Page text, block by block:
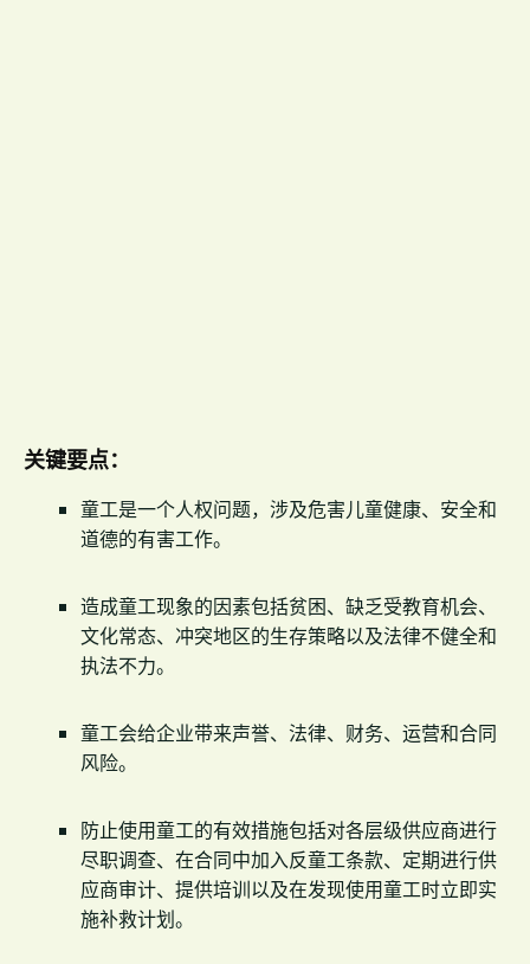
关键要点：
童工是一个人权问题，涉及危害儿童健康、安全和
道德的有害工作。
造成童工现象的因素包括贫困、缺乏受教育机会、
文化常态、冲突地区的生存策略以及法律不健全和
执法不力。
童工会给企业带来声誉、法律、财务、运营和合同
风险。
防止使用童工的有效措施包括对各层级供应商进行
尽职调查、在合同中加入反童工条款、定期进行供
应商审计、提供培训以及在发现使用童工时立即实
施补救计划。